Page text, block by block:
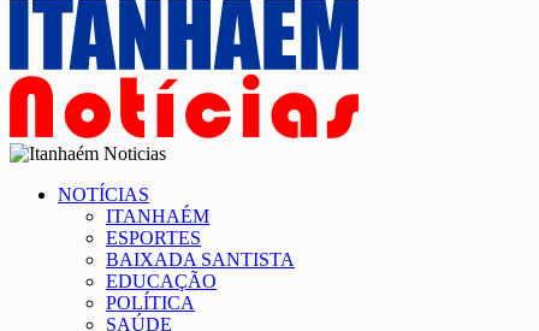
NOTÍCIAS
ITANHAÉM
ESPORTES
BAIXADA SANTISTA
EDUCAÇÃO
POLÍTICA
SAÚDE